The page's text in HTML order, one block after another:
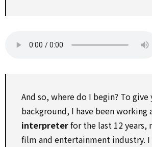
And so, where do I begin? To
background, I have been working
interpreterfor the last 12 years,
film and entertainment industry.